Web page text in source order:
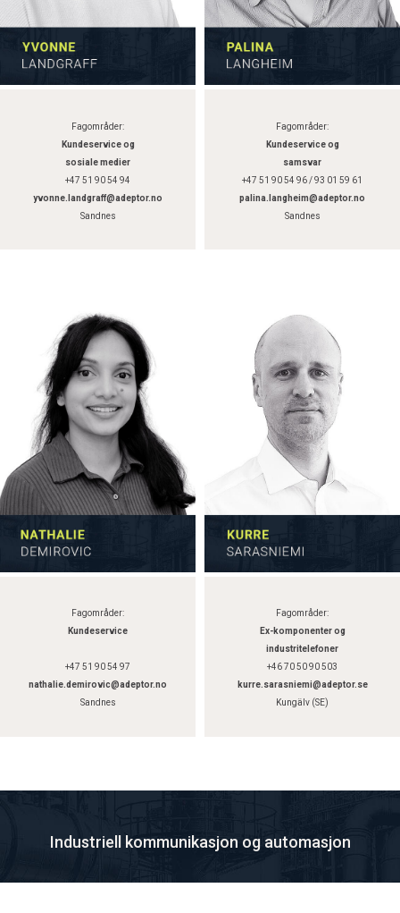
Fagområder:
Kundeservice og
sosiale medier
+47 51 90 54 94
yvonne.landgraff@adeptor.no
Sandnes
Fagområder:
Kundeservice og
samsvar
+47 51 90 54 96 / 93 01 59 61
palina.langheim@adeptor.no
Sandnes
Fagområder:
Kundeservice
+47 51 90 54 97
nathalie.demirovic@adeptor.no
Sandnes
Fagområder:
Ex-komponenter og
industritelefoner
+46 70 50 90 503
kurre.sarasniemi@adeptor.se
Kungälv (SE)
Industriell kommunikasjon og automasjon